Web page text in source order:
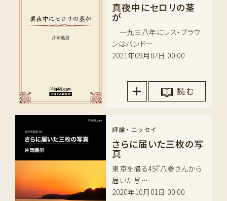
真夜中にセロリの茎
が
一九三八年にレス・ブラウ
ンはバンド…
2021年09月07日 00:00
読 む
評論・エッセイ
さらに届いた三枚の写
真
東京を撮る45『八巻さんから
届いた写…
2020年10月01日 00:00